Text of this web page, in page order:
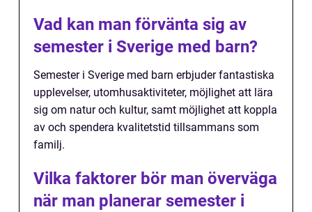
Vad kan man förvänta sig av
semester i Sverige med barn?
Semester i Sverige med barn erbjuder fantastiska
upplevelser, utomhusaktiviteter, möjlighet att lära
sig om natur och kultur, samt möjlighet att koppla
av och spendera kvalitetstid tillsammans som
familj.
Vilka faktorer bör man överväga
när man planerar semester i